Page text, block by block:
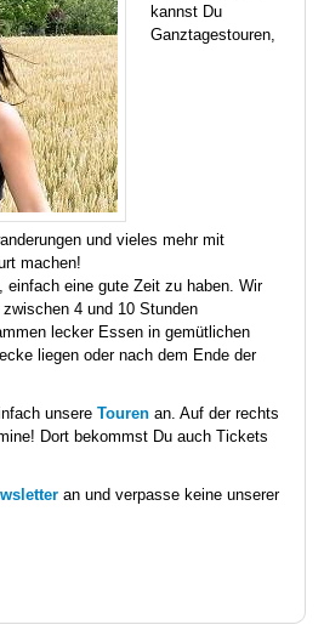
kannst Du
Ganztagestouren,
und vieles mehr mit
machen!
einfach eine gute Zeit zu haben. Wir
4 und 10 Stunden
lecker Essen in gemütlichen
liegen oder nach dem Ende der
unsere Touren an. Auf der rechts
Dort bekommst Du auch Tickets
an und verpasse keine unserer